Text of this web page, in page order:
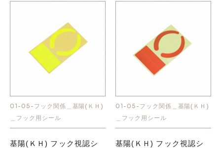
01-05-フック関係＿基陽(ＫＨ)
＿フック用シール
基陽(ＫＨ) フック視認シ
01-05-フック関係＿基陽(ＫＨ)
＿フック用シール
基陽(ＫＨ) フック視認シ